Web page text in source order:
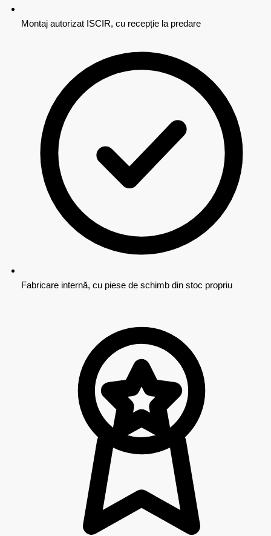
Montaj autorizat ISCIR, cu recepție la predare
Fabricare internă, cu piese de schimb din stoc propriu